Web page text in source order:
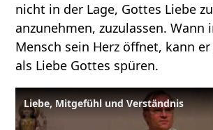
nicht in der Lage, Gottes Liebe
anzunehmen, zuzulassen. Wann
Mensch sein Herz öffnet, kann
als Liebe Gottes spüren.
Liebe, Mitgefühl und Verständnis